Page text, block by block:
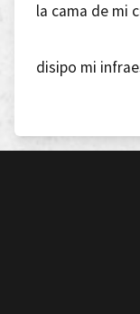
la cama de mi
disipo mi
me sobran
en ese